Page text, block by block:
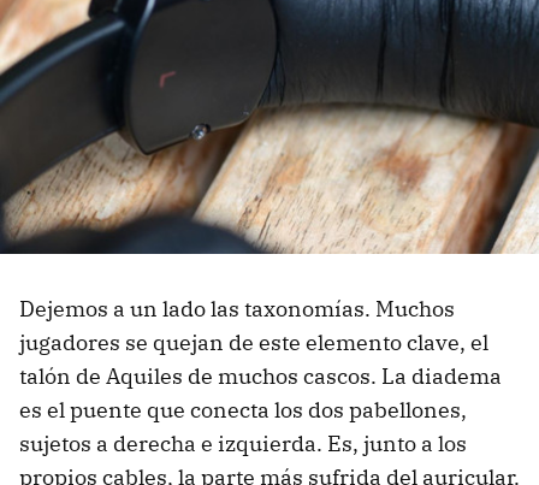
Dejemos a un lado las taxonomías. Muchos
jugadores se quejan de este elemento clave, el
talón de Aquiles de muchos cascos. La diadema
es el puente que conecta los dos pabellones,
sujetos a derecha e izquierda. Es, junto a los
propios cables, la parte más sufrida del auricular.